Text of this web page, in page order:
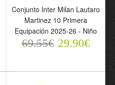
Conjunto Inter Milan
Lautaro Martinez 10
Segunda Equipación
2025-26 - Niño
Conjunto Inter Milan Lautaro
Martinez 10 Primera
Equipación 2025-26 - Niño
69.55€ 29.90€